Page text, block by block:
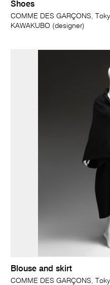
Shoes
COMME DES GARÇONS,
KAWAKUBO (designer)
Blouse and skirt
COMME DES GARÇONS,